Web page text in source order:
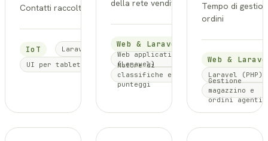
Contatti raccolti
IoT
Laravel (PHP)
UI per tablet
della rete vendita
Web & Laravel
Web application
(Laravel)
Motore di
classifiche e
punteggi
Tempo di
ordini
Web &
Laravel (PHP)
Gestione
magazzino e
ordini agenti